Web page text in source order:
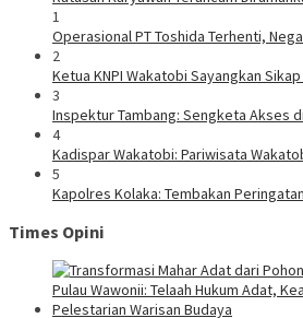
1
Operasional PT Toshida Terhenti,
2
Ketua KNPI Wakatobi Sayangkan
3
Inspektur Tambang: Sengketa Akses
4
Kadispar Wakatobi: Pariwisata
5
Kapolres Kolaka: Tembakan
Times Opini